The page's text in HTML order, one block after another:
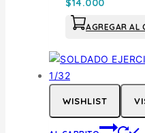
$14.000
AGREGAR AL
WISHLIST